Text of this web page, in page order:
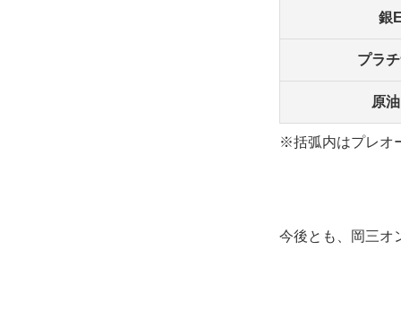
銀
プラ
原
※括弧内はプレオ
今後とも、岡三オ